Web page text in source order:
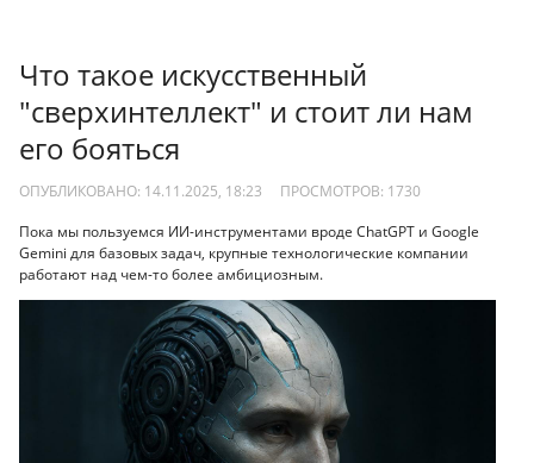
Что такое искусственный
"сверхинтеллект" и стоит ли нам
его бояться
ОПУБЛИКОВАНО: 14.11.2025, 18:23 ПРОСМОТРОВ: 1730
Пока мы пользуемся ИИ-инструментами вроде ChatGPT и Google
Gemini для базовых задач, крупные технологические компании
работают над чем-то более амбициозным.